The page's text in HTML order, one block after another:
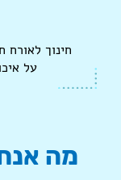
חינוך לאורח
על
מה